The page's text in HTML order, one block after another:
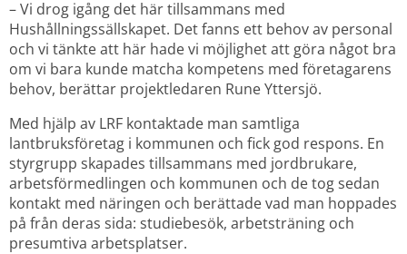
– Vi drog igång det här tillsammans med
Hushållningssällskapet. Det fanns ett behov av personal
och vi tänkte att här hade vi möjlighet att göra något bra
om vi bara kunde matcha kompetens med företagarens
behov, berättar projektledaren Rune Yttersjö.
Med hjälp av LRF kontaktade man samtliga
lantbruksföretag i kommunen och fick god respons. En
styrgrupp skapades tillsammans med jordbrukare,
arbetsförmedlingen och kommunen och de tog sedan
kontakt med näringen och berättade vad man hoppades
på från deras sida: studiebesök, arbetsträning och
presumtiva arbetsplatser.